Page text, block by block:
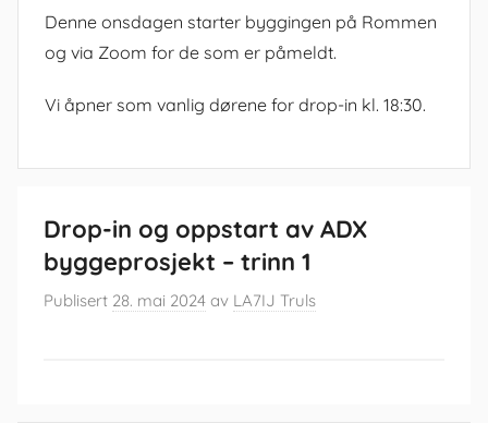
Denne onsdagen starter byggingen på Rommen
og via Zoom for de som er påmeldt.
Vi åpner som vanlig dørene for drop-in kl. 18:30.
Drop-in og oppstart av ADX
byggeprosjekt – trinn 1
Publisert 28. mai 2024 av LA7IJ Truls